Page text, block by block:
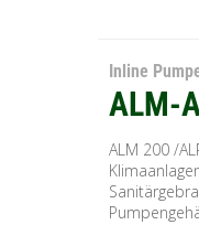
Inline
ALM-
ALM 200 /